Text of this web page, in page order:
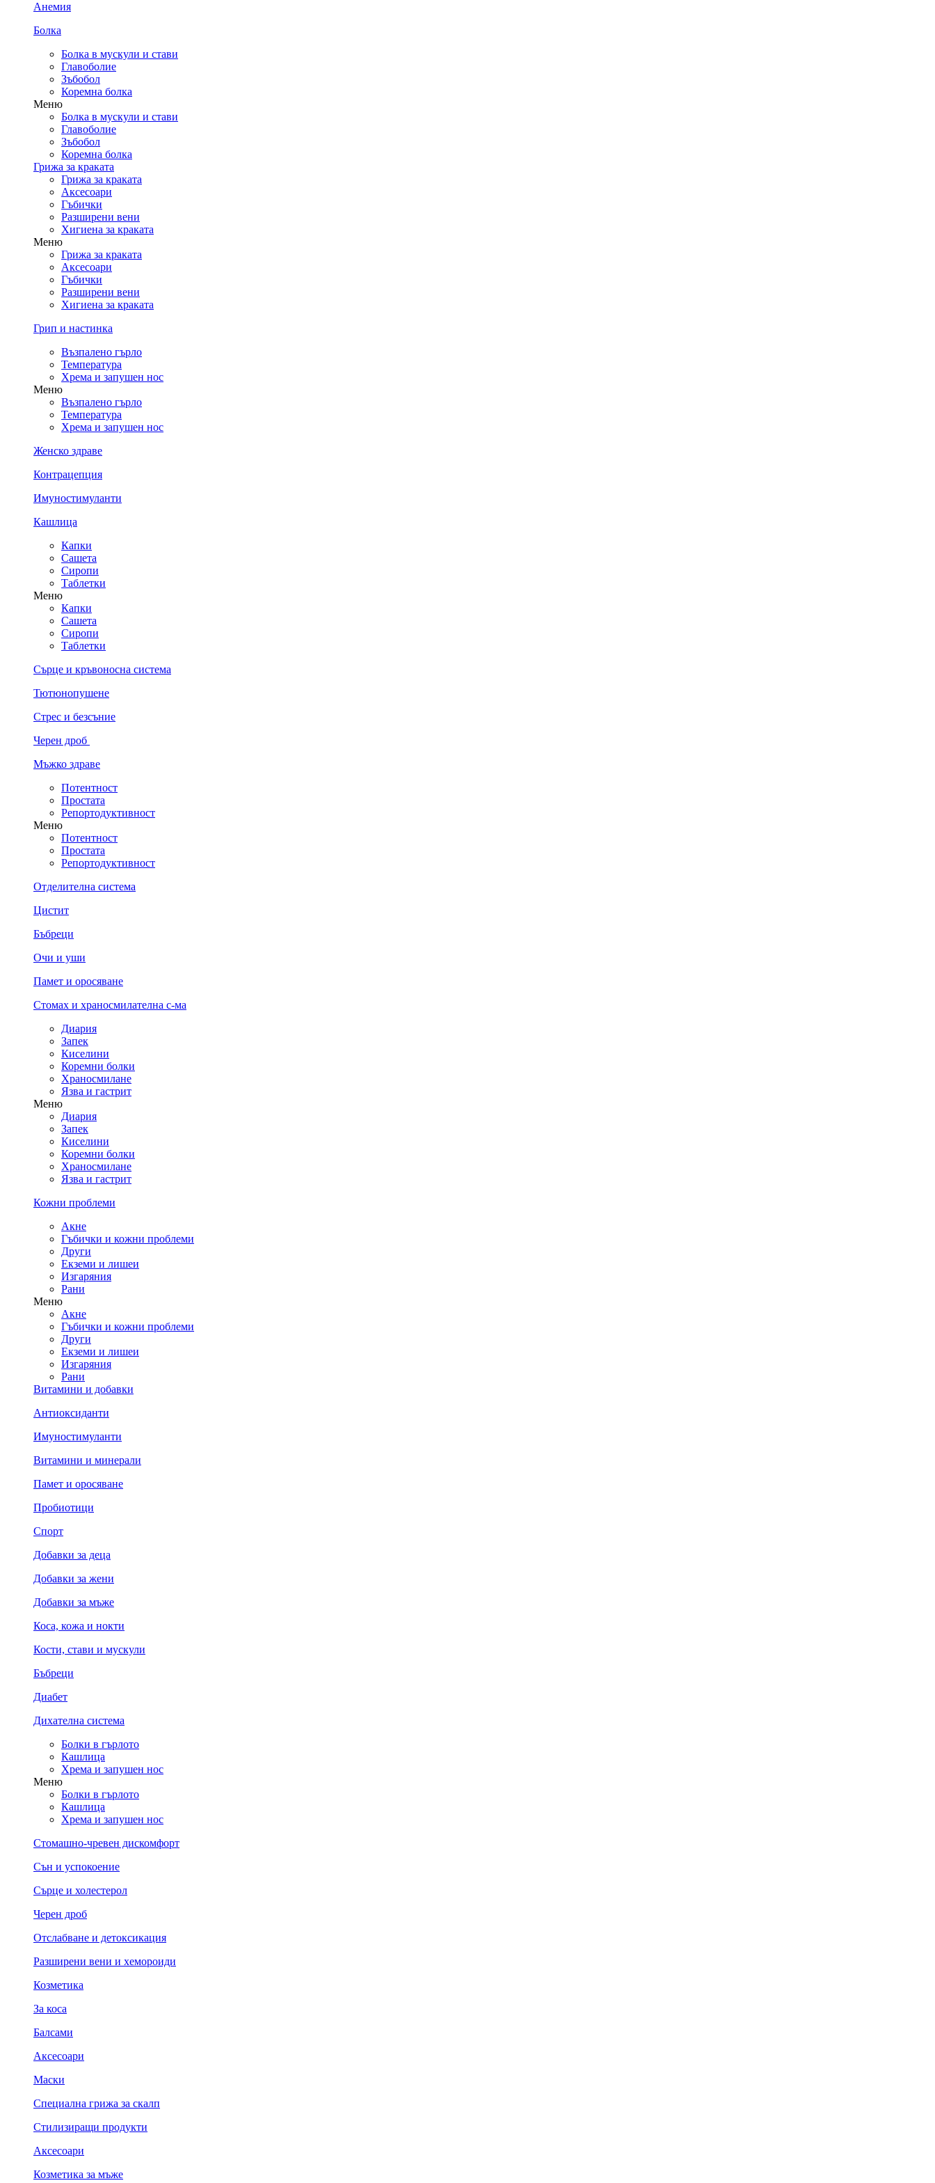
Анемия
Болка
Болка в мускули и стави
Главоболие
Зъбобол
Коремна болка
Меню
Болка в мускули и стави
Главоболие
Зъбобол
Коремна болка
Грижа за краката
Грижа за краката
Аксесоари
Гъбички
Разширени вени
Хигиена за краката
Меню
Грижа за краката
Аксесоари
Гъбички
Разширени вени
Хигиена за краката
Грип и настинка
Възпалено гърло
Температура
Хрема и запушен нос
Меню
Възпалено гърло
Температура
Хрема и запушен нос
Женско здраве
Контрацепция
Имуностимуланти
Кашлица
Капки
Сашета
Сиропи
Таблетки
Меню
Капки
Сашета
Сиропи
Таблетки
Сърце и кръвоносна система
Тютюнопушене
Стрес и безсъние
Черен дроб
Мъжко здраве
Потентност
Простата
Репортодуктивност
Меню
Потентност
Простата
Репортодуктивност
Отделителна система
Цистит
Бъбреци
Очи и уши
Памет и оросяване
Стомах и храносмилателна с-ма
Диария
Запек
Киселини
Коремни болки
Храносмилане
Язва и гастрит
Меню
Диария
Запек
Киселини
Коремни болки
Храносмилане
Язва и гастрит
Кожни проблеми
Акне
Гъбички и кожни проблеми
Други
Екземи и лишеи
Изгаряния
Рани
Меню
Акне
Гъбички и кожни проблеми
Други
Екземи и лишеи
Изгаряния
Рани
Витамини и добавки
Антиоксиданти
Имуностимуланти
Витамини и минерали
Памет и оросяване
Пробиотици
Спорт
Добавки за деца
Добавки за жени
Добавки за мъже
Коса, кожа и нокти
Кости, стави и мускули
Бъбреци
Диабет
Дихателна система
Болки в гърлото
Кашлица
Хрема и запушен нос
Меню
Болки в гърлото
Кашлица
Хрема и запушен нос
Стомашно-чревен дискомфорт
Сън и успокоение
Сърце и холестерол
Черен дроб
Отслабване и детоксикация
Разширени вени и хемороиди
Козметика
За коса
Балсами
Аксесоари
Маски
Специална грижа за скалп
Стилизиращи продукти
Аксесоари
Козметика за мъже